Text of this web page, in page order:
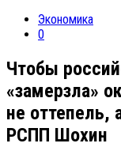
Экономика
0
Чтобы
«замерзла»
не оттепель,
РСПП Шохин